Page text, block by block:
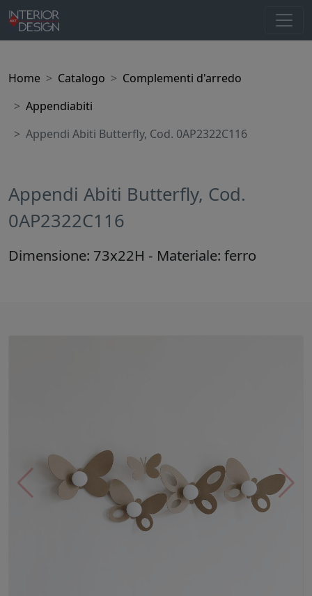
Home Catalogo
Complementi d'arredo
Appendiabiti
Appendi Abiti Butterfly, Cod. 0AP2322C116
Appendi Abiti Butterfly, Cod.
0AP2322C116
Dimensione: 73x22H - Materiale: ferro